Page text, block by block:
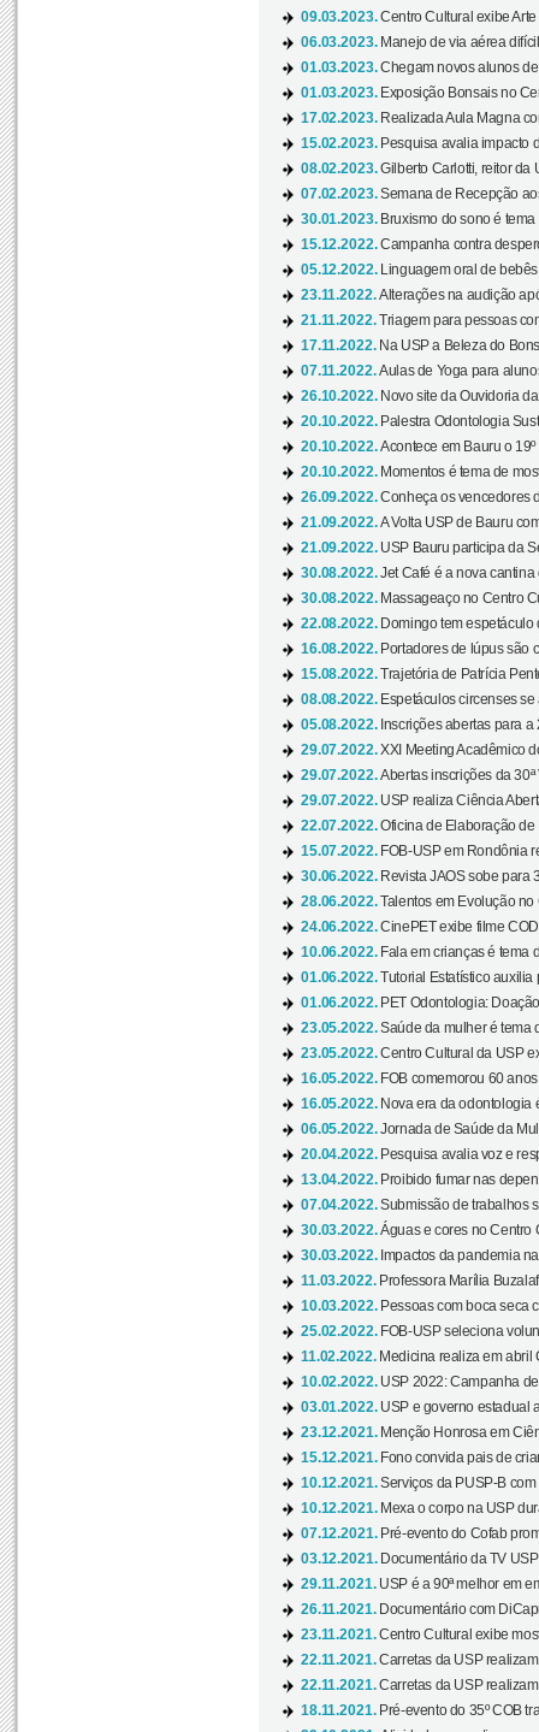
09.03.2023.Centro Cultural exibe
06.03.2023. Manejo de via aérea
01.03.2023.Chegam novos alunos
01.03.2023. Exposição Bonsais no
17.02.2023. Realizada Aula Magna
15.02.2023. Pesquisa avalia impacto
08.02.2023.Gilberto Carlotti, reitor da
07.02.2023.Semana de Recepção
30.01.2023. Bruxismo do sono é
15.12.2022.Campanha contra
05.12.2022.
Linguagem oral de
23.11.2022.Alterações na audição
21.11.2022.Triagem para pessoas
17.11.2022. Na USP a Beleza do
07.11.2022.Aulas de Yoga para
26.10.2022. Novo site da Ouvidoria
20.10.2022. Palestra Odontologia
20.10.2022.Acontece em Bauru o 19º
20.10.2022. Momentos é tema de
26.09.2022.Conheça os vencedores
21.09.2022.A Volta USP de Bauru
21.09.2022. USP Bauru participa da
30.08.2022.Jet Café é a nova
30.08.2022. Massageaço no Centro
22.08.2022. Domingo tem espetáculo
16.08.2022. Portadores de lúpus são
15.08.2022.Trajetória de Patrícia
08.08.2022. Espetáculos circenses
05.08.2022. Inscrições abertas para a
29.07.2022.XXI Meeting Acadêmico
29.07.2022.Abertas inscrições da 30ª
29.07.2022. USP realiza Ciência
22.07.2022.Oficina de Elaboração de
15.07.2022. FOB-USP em Rondônia
30.06.2022. Revista JAOS sobe para
28.06.2022.Talentos em Evolução no
24.06.2022.CinePET exibe filme
10.06.2022. Fala em crianças é tema
01.06.2022.Tutorial Estatístico auxilia
01.06.2022. PET Odontologia:
23.05.2022.Saúde da mulher é tema
23.05.2022.Centro Cultural da USP
16.05.2022. FOB comemorou 60
16.05.2022. Nova era da odontologia
06.05.2022.Jornada de Saúde da
20.04.2022. Pesquisa avalia voz e
13.04.2022. Proibido fumar nas
07.04.2022.Submissão de trabalhos
30.03.2022.Águas e cores no Centro
30.03.2022. Impactos da pandemia
11.03.2022. Professora Marília
10.03.2022. Pessoas com boca seca
25.02.2022. FOB-USP seleciona
11.02.2022. Medicina realiza em abril
10.02.2022. USP 2022: Campanha
03.01.2022. USP e governo estadual
23.12.2021. Menção Honrosa em
15.12.2021. Fono convida pais de
10.12.2021.Serviços da PUSP-B
10.12.2021. Mexa o corpo na USP
07.12.2021. Pré-evento do Cofab
03.12.2021. Documentário da TV
29.11.2021. USP é a 90ª melhor em
26.11.2021. Documentário com
23.11.2021.Centro Cultural exibe
22.11.2021.Carretas da USP
22.11.2021.Carretas da USP
18.11.2021. Pré-evento do 35º COB